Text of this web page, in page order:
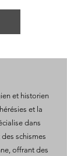
et historien
et la
dans
des schismes
offrant des